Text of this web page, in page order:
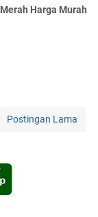
Harga Murah
Postingan Lama